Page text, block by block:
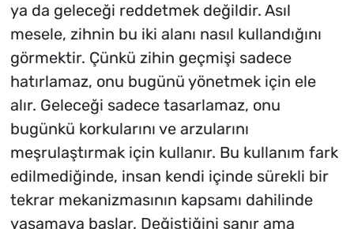
ya da geleceği reddetmek değildir. Asıl
mesele, zihnin bu iki alanı nasıl kullandığını
görmektir. Çünkü zihin geçmişi sadece
hatırlamaz, onu bugünü yönetmek için ele
alır. Geleceği sadece tasarlamaz, onu
bugünkü korkularını ve arzularını
meşrulaştırmak için kullanır. Bu kullanım fark
edilmediğinde, insan kendi içinde sürekli bir
tekrar mekanizmasının kapsamı dahilinde
yaşamaya başlar. Değiştiğini sanır ama